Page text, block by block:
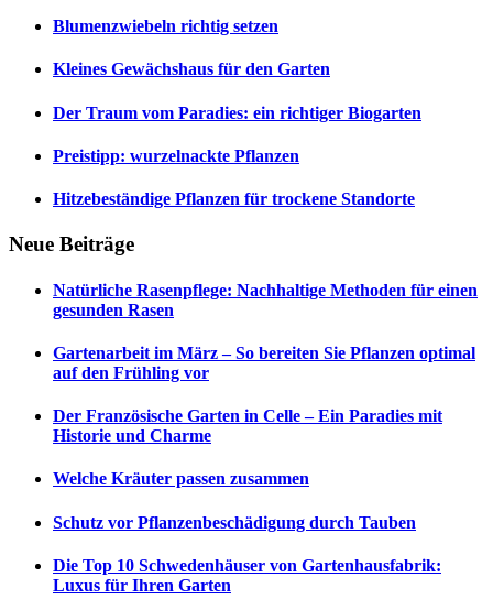
Blumenzwiebeln richtig setzen
Kleines Gewächshaus für den Garten
Der Traum vom Paradies: ein richtiger Biogarten
Preistipp: wurzelnackte Pflanzen
Hitzebeständige Pflanzen für trockene Standorte
Neue Beiträge
Natürliche Rasenpflege: Nachhaltige Methoden für einen
gesunden Rasen
Gartenarbeit im März – So bereiten Sie Pflanzen optimal
auf den Frühling vor
Der Französische Garten in Celle – Ein Paradies mit
Historie und Charme
Welche Kräuter passen zusammen
Schutz vor Pflanzenbeschädigung durch Tauben
Die Top 10 Schwedenhäuser von Gartenhausfabrik:
Luxus für Ihren Garten